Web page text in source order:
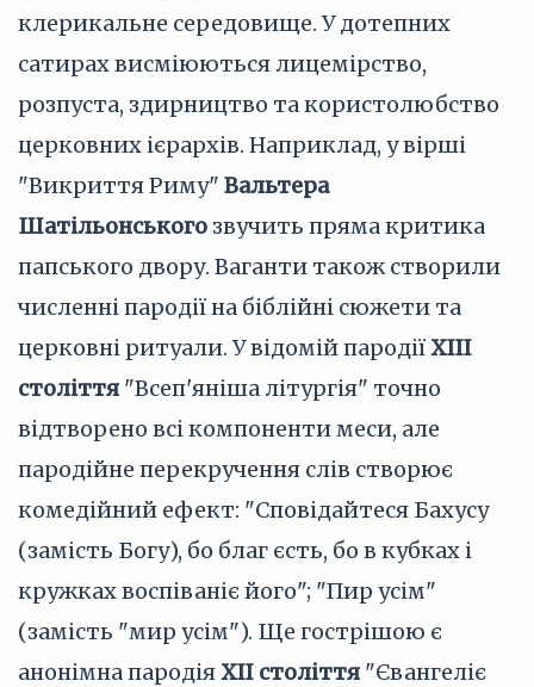
клерикальне середовище. У дотепних
сатирах висміюються лицемірство,
розпуста, здирництво та користолюбство
церковних ієрархів. Наприклад, у вірші
"Викриття Риму" Вальтера
Шатільонського звучить пряма критика
папського двору. Ваганти також створили
численні пародії на біблійні сюжети та
церковні ритуали. У відомій пародіїXIII
століття "Всеп'яніша літургія" точно
відтворено всі компоненти меси, але
пародійне перекручення слів створює
комедійний ефект: "Сповідайтеся Бахусу
(замість Богу), бо благ єсть, бо в кубках і
кружках воспіваніє його"; "Пир усім"
(замість "мир усім"). Ще гострішою є
анонімна пародіяXII століття "Євангеліє